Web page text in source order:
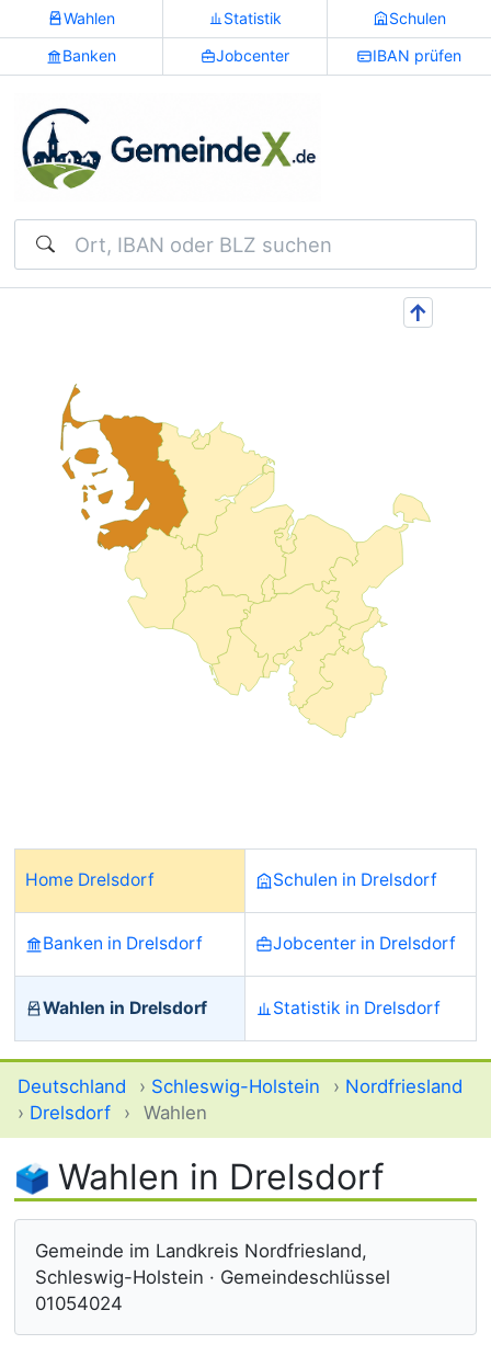
Wahlen Statistik Schulen
Banken Jobcenter IBAN prüfen
Suchen
↑
Home Drelsdorf Schulen in Drelsdorf
Banken in Drelsdorf Jobcenter in Drelsdorf
Wahlen in Drelsdorf Statistik in Drelsdorf
Deutschland › Schleswig-Holstein › Nordfriesland
› Drelsdorf › Wahlen
Wahlen in Drelsdorf
Gemeinde im Landkreis Nordfriesland,
Schleswig-Holstein · Gemeindeschlüssel
01054024